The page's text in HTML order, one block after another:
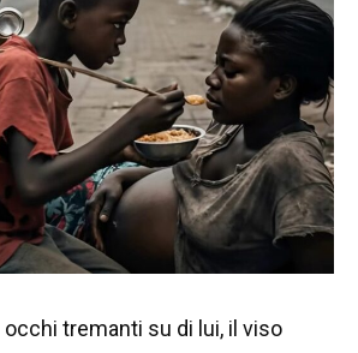
occhi tremanti su di lui, il viso